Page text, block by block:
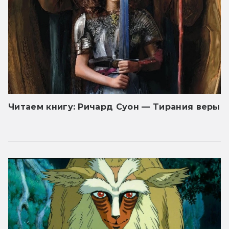
Читаем книгу: Ричард Суон — Тирания веры